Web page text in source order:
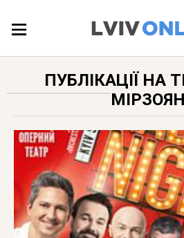
ПУБЛІКАЦІЇ
ПУБЛІКАЦІЇ НА
МІРЗОЯН